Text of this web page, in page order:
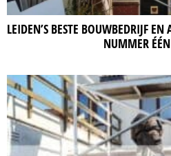
LEIDEN’S BESTE BOUWBEDRIJF
NUMMER